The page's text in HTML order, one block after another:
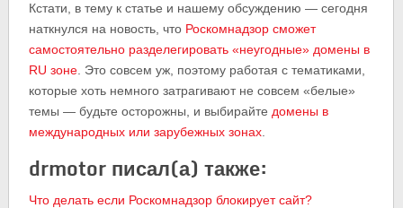
Кстати, в тему к статье и нашему обсуждению — сегодня
наткнулся на новость, что Роскомнадзор сможет
самостоятельно разделегировать «неугодные» домены в
RU зоне. Это совсем уж, поэтому работая с тематиками,
которые хоть немного затрагивают не совсем «белые»
темы — будьте осторожны, и выбирайте домены в
международных или зарубежных зонах.
drmotor писал(а) также:
Что делать если Роскомнадзор блокирует сайт?